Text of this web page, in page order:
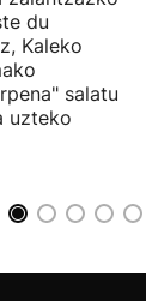
du
Kaleko
salatu
uzteko